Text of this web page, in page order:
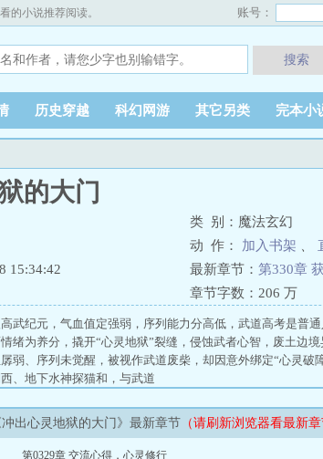
的小说推荐阅读。 账号：
搜索
历史穿越 科幻网游 其它另类 完本小
的大门
类 别：魔法玄幻
动 作： 加入书架
15:34:42
最新章节： 第330章
章节字数： 206 万
武纪元，气血值定强弱，序列能力分高低，武道高考是普
为养分，撬开“心灵地狱”裂缝，侵蚀武者心智，废土边
弱、序列未觉醒，被视作武道废柴，却因意外绑定“心灵破
、地下水神探猫和，与武道
冲出心灵地狱的大门》最新章节 （请刷新浏览器看最新章
第0329章 交流心得，心灵修行